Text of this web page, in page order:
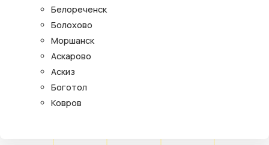
Белореченск
Болохово
Моршанск
Аскарово
Аскиз
Боготол
Ковров